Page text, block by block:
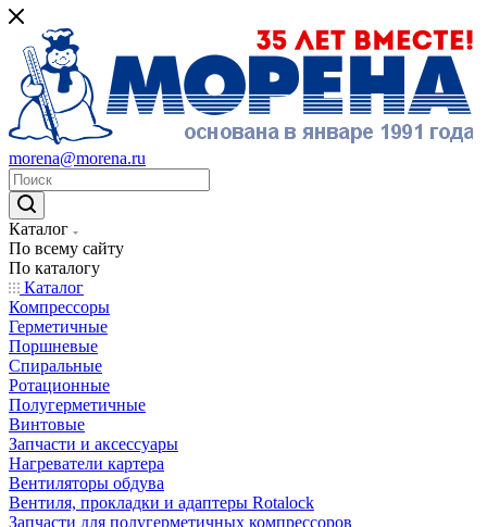
morena@morena.ru
Каталог
По всему сайту
По каталогу
Каталог
Компрессоры
Герметичные
Поршневые
Спиральные
Ротационные
Полугерметичные
Винтовые
Запчасти и аксессуары
Нагреватели картера
Вентиляторы обдува
Вентиля, прокладки и адаптеры Rotalock
Запчасти для полугерметичных компрессоров